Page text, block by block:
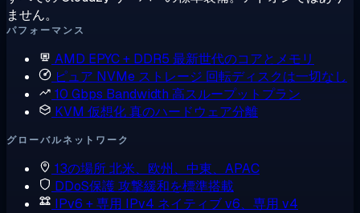
ません。
パフォーマンス
AMD EPYC + DDR5 最新世代のコアとメモリ
ピュア NVMe ストレージ 回転ディスクは一切なし
10 Gbps Bandwidth 高スループットプラン
KVM 仮想化真のハードウェア分離
グローバルネットワーク
13の場所北米、欧州、中東、APAC
DDoS保護攻撃緩和を標準搭載
IPv6 + 専用 IPv4 ネイティブ v6、専用 v4